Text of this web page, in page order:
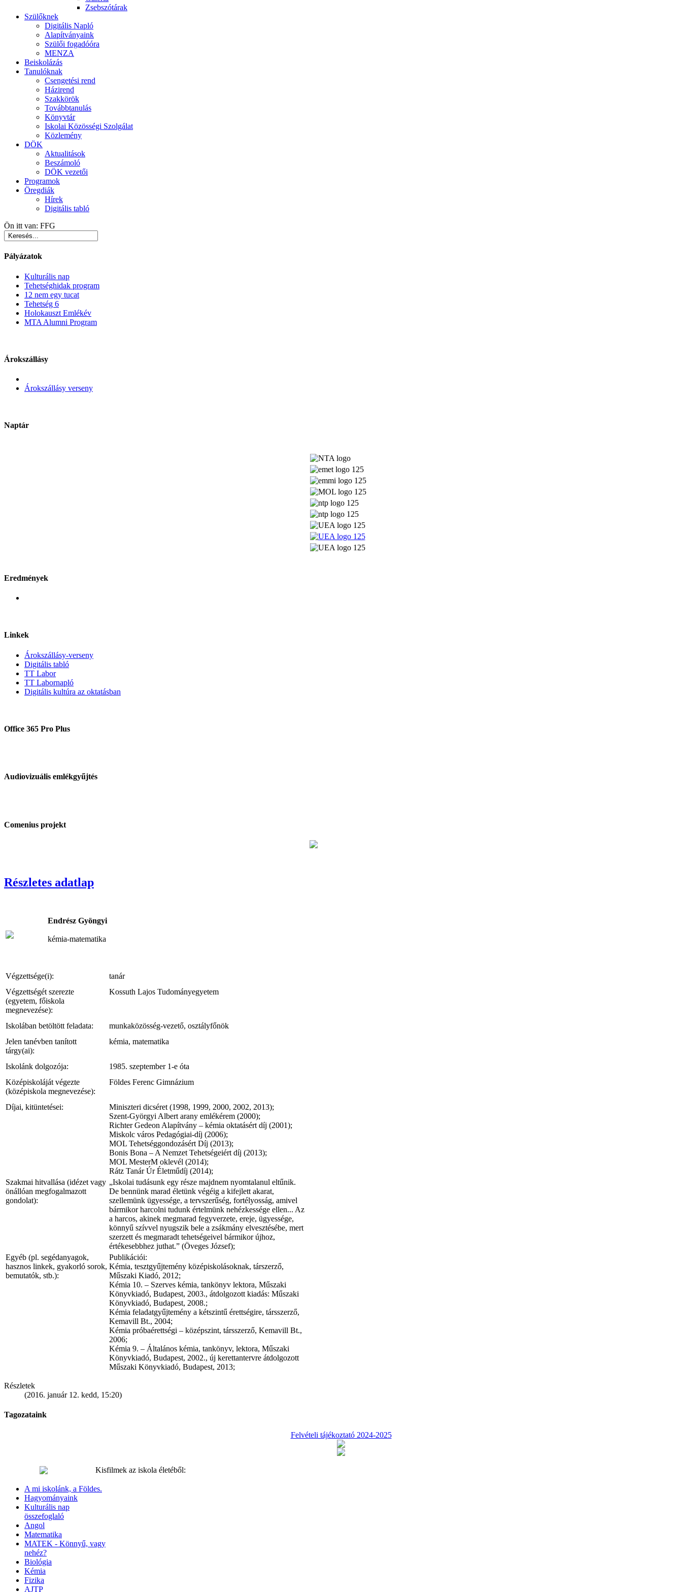
Zsebszótárak
Szülőknek
Digitális Napló
Alapítványaink
Szülői fogadóóra
MENZA
Beiskolázás
Tanulóknak
Csengetési rend
Házirend
Szakkörök
Továbbtanulás
Könyvtár
Iskolai Közösségi Szolgálat
Közlemény
DÖK
Aktualitások
Beszámoló
DÖK vezetői
Programok
Öregdiák
Hírek
Digitális tabló
Ön itt van: FFG
Pályázatok
Kulturális nap
Tehetséghidak program
12 nem egy tucat
Tehetség 6
Holokauszt Emlékév
MTA Alumni Program
Árokszállásy
Árokszállásy verseny
Naptár
Eredmények
Linkek
Árokszállásy-verseny
Digitális tabló
TT Labor
TT Labornapló
Digitális kultúra az oktatásban
Office 365 Pro Plus
Audiovizuális emlékgyűjtés
Comenius projekt
Részletes adatlap
Endrész Gyöngyi
kémia-matematika
Végzettsége(i):
tanár
Végzettségét szerezte
(egyetem, főiskola
megnevezése):
Kossuth Lajos Tudományegyetem
Iskolában betöltött feladata:
munkaközösség-vezető, osztályfőnök
Jelen tanévben tanított
tárgy(ai):
kémia, matematika
Iskolánk dolgozója:
1985. szeptember 1-e óta
Középiskoláját végezte
(középiskola megnevezése):
Földes Ferenc Gimnázium
Díjai, kitüntetései:
Miniszteri dicséret (1998, 1999, 2000, 2002, 2013);
Szent-Györgyi Albert arany emlékérem (2000);
Richter Gedeon Alapítvány – kémia oktatásért díj (2001);
Miskolc város Pedagógiai-díj (2006);
MOL Tehetséggondozásért Díj (2013);
Bonis Bona – A Nemzet Tehetségeiért díj (2013);
MOL MesterM oklevél (2014);
Rátz Tanár Úr Életműdíj (2014);
Szakmai hitvallása (idézet vagy
önállóan megfogalmazott
gondolat):
„Iskolai tudásunk egy része majdnem nyomtalanul eltűnik.
De bennünk marad életünk végéig a kifejlett akarat,
szellemünk ügyessége, a tervszerűség, fortélyosság, amivel
bármikor harcolni tudunk értelmünk nehézkessége ellen... Az
a harcos, akinek megmarad fegyverzete, ereje, ügyessége,
könnyű szívvel nyugszik bele a zsákmány elvesztésébe, mert
szerzett és megmaradt tehetségeivel bármikor újhoz,
értékesebbhez juthat.” (Öveges József);
Egyéb (pl. segédanyagok,
hasznos linkek, gyakorló sorok,
bemutatók, stb.):
Publikációi:
Kémia, tesztgyűjtemény középiskolásoknak, társzerző,
Műszaki Kiadó, 2012;
Kémia 10. – Szerves kémia, tankönyv lektora, Műszaki
Könyvkiadó, Budapest, 2003., átdolgozott kiadás: Műszaki
Könyvkiadó, Budapest, 2008.;
Kémia feladatgyűjtemény a kétszintű érettségire, társszerző,
Kemavill Bt., 2004;
Kémia próbaérettségi – középszint, társszerző, Kemavill Bt.,
2006;
Kémia 9. – Általános kémia, tankönyv, lektora, Műszaki
Könyvkiadó, Budapest, 2002., új kerettantervre átdolgozott
Műszaki Könyvkiadó, Budapest, 2013;
Részletek
(2016. január 12. kedd, 15:20)
Tagozataink
Felvételi tájékoztató 2024-2025
Kisfilmek az iskola életéből:
A mi iskolánk, a Földes.
Hagyományaink
Kulturális nap
összefoglaló
Angol
Matematika
MATEK - Könnyű, vagy
nehéz?
Biológia
Kémia
Fizika
AJTP